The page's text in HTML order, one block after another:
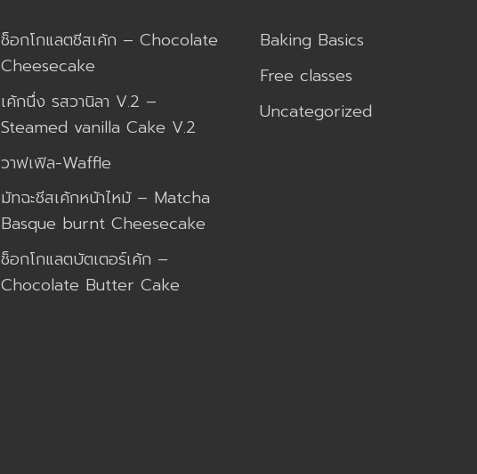
ช็อกโกแลตชีสเค้ก – Chocolate
Cheesecake
เค้กนึ่ง รสวานิลา V.2 –
Steamed vanilla Cake V.2
วาฟเฟิล-Waffle
มัทฉะชีสเค้กหน้าไหม้ – Matcha
Basque burnt Cheesecake
ช็อกโกแลตบัตเตอร์เค้ก –
Chocolate Butter Cake
Baking Basics
Free classes
Uncategorized